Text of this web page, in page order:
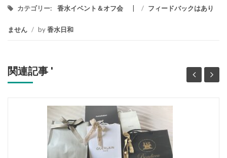
カテゴリー: 香水イベント＆オフ会 / フィードバックはあり
ません / by香水日和
関連記事 '